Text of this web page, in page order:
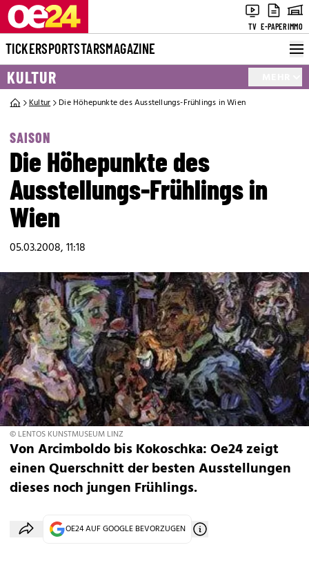
TV E-PAPERIMMO
TICKERSPORTSTARSMAGAZINE
KULTUR
Kultur Die Höhepunkte des Ausstellungs-Frühlings in Wien
SAISON
Die Höhepunkte des
Ausstellungs-Frühlings in
Wien
05.03.2008, 11:18
© LENTOS KUNSTMUSEUM LINZ
Von Arcimboldo bis Kokoschka: Oe24 zeigt
einen Querschnitt der besten Ausstellungen
dieses noch jungen Frühlings.
OE24 AUF GOOGLE BEVORZUGEN